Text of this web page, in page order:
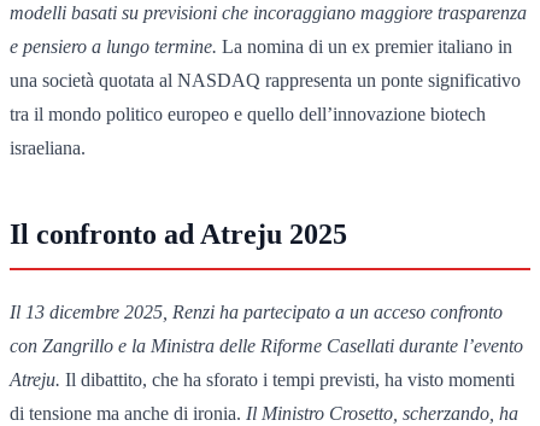
modelli basati su previsioni che incoraggiano maggiore trasparenza
e pensiero a lungo termine. La nomina di un ex premier italiano in
una società quotata al NASDAQ rappresenta un ponte significativo
tra il mondo politico europeo e quello dell’innovazione biotech
israeliana.
Il confronto ad Atreju 2025
Il 13 dicembre 2025, Renzi ha partecipato a un acceso confronto
con Zangrillo e la Ministra delle Riforme Casellati durante l’evento
Atreju. Il dibattito, che ha sforato i tempi previsti, ha visto momenti
di tensione ma anche di ironia. Il Ministro Crosetto, scherzando, ha